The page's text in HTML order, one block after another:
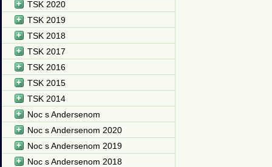
TSK 2020
TSK 2019
TSK 2018
TSK 2017
TSK 2016
TSK 2015
TSK 2014
Noc s Andersenom
Noc s Andersenom 2020
Noc s Andersenom 2019
Noc s Andersenom 2018